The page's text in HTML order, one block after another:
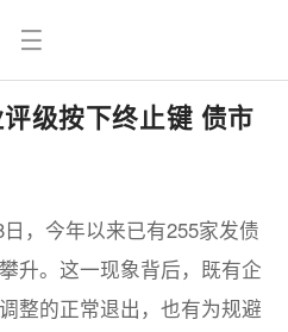
级按下终止键 债市
，今年以来已有255家发债
升。这一现象背后，既有企
整的正常退出，也有为规避